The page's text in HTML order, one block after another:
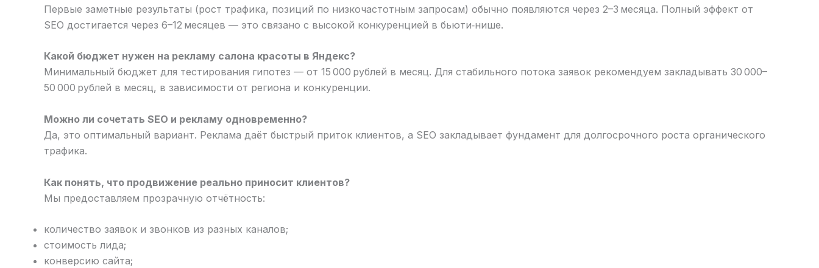
Первые заметные результаты (рост трафика, позиций по низкочастотным запросам) обычно появляются через 2–3 месяца. Полный эффект от
SEO достигается через 6–12 месяцев — это связано с высокой конкуренцией в бьюти‑нише.
Какой бюджет нужен на рекламу салона красоты в Яндекс?
Минимальный бюджет для тестирования гипотез — от 15 000 рублей в месяц. Для стабильного потока заявок рекомендуем закладывать 30 000–
50 000 рублей в месяц, в зависимости от региона и конкуренции.
Можно ли сочетать SEO и рекламу одновременно?
Да, это оптимальный вариант. Реклама даёт быстрый приток клиентов, а SEO закладывает фундамент для долгосрочного роста органического
трафика.
Как понять, что продвижение реально приносит клиентов?
Мы предоставляем прозрачную отчётность:
количество заявок и звонков из разных каналов;
стоимость лида;
конверсию сайта;